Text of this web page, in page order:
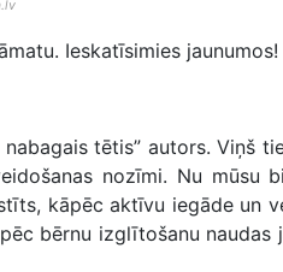
Ieskatīsimies jaunumos!
tētis” autors. Viņš
nozīmi. Nu mūsu
kāpēc aktīvu iegāde un
bērnu izglītošanu